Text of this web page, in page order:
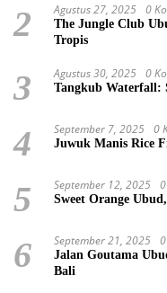
2 Agustus 27, 2025 0
The Jungle Club
Tropis
3 Agustus 30, 2025 0
Tangkub Waterfall:
4 September 7, 2025 0
Juwuk Manis Rice
5 September 12, 2025
Sweet Orange
6 September 21, 2025
Jalan Goutama
Bali